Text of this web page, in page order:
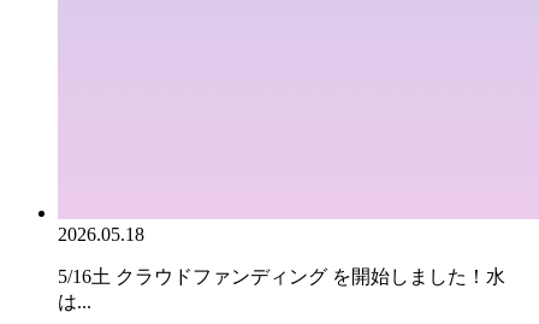
2026.05.18
5/16土 クラウドファンディング を開始しました！水
は...